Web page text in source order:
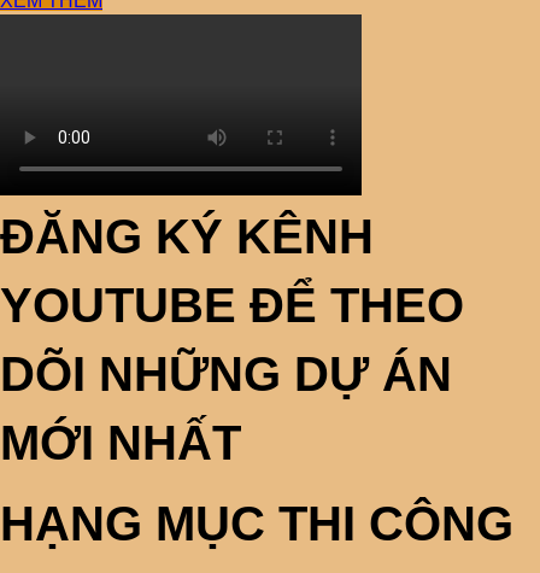
ĐĂNG KÝ KÊNH
YOUTUBE ĐỂ THEO
DÕI NHỮNG DỰ ÁN
MỚI NHẤT
HẠNG MỤC THI CÔNG